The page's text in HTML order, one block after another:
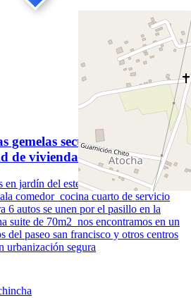
gemelas sector Jacaranda,
de vivienda
en jardín del este UNO Cumbayá 6
comedor cocina cuarto de servicio
6 autos se unen por el pasillo en la
suite de 70m2 nos encontramos en un
del paseo san francisco y otros centros
urbanización segura